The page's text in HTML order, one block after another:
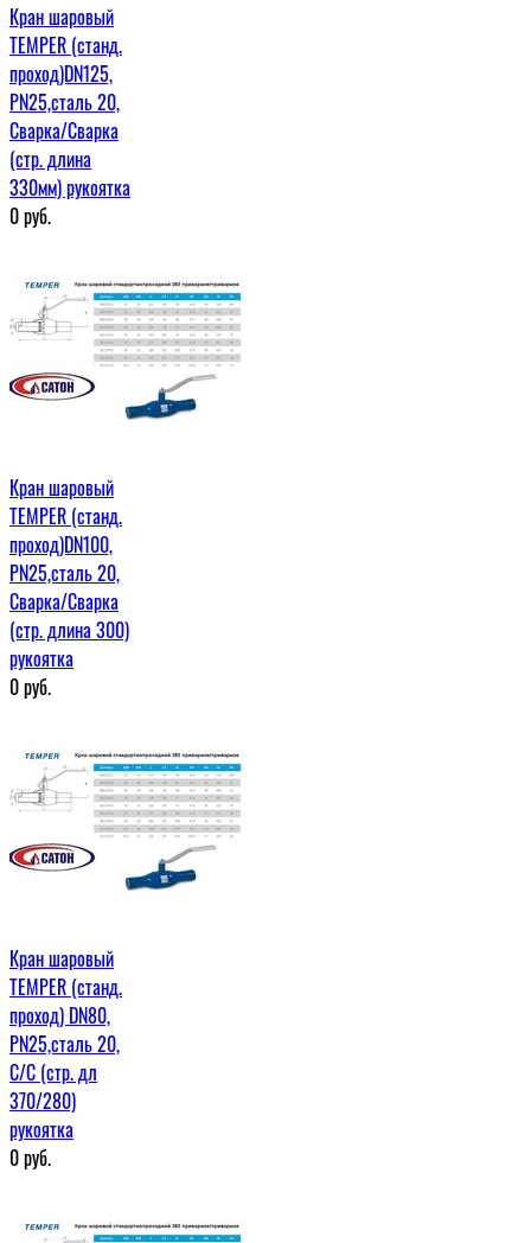
Кран шаровый
TEMPER (станд.
проход)DN125,
PN25,сталь 20,
Сварка/Сварка
(стр. длина
330мм) рукоятка
0руб.
Кран шаровый
TEMPER (станд.
проход)DN100,
PN25,сталь 20,
Сварка/Сварка
(стр. длина 300)
рукоятка
0руб.
Кран шаровый
TEMPER (станд.
проход) DN80,
PN25,сталь 20,
С/С (стр. дл
370/280)
рукоятка
0руб.